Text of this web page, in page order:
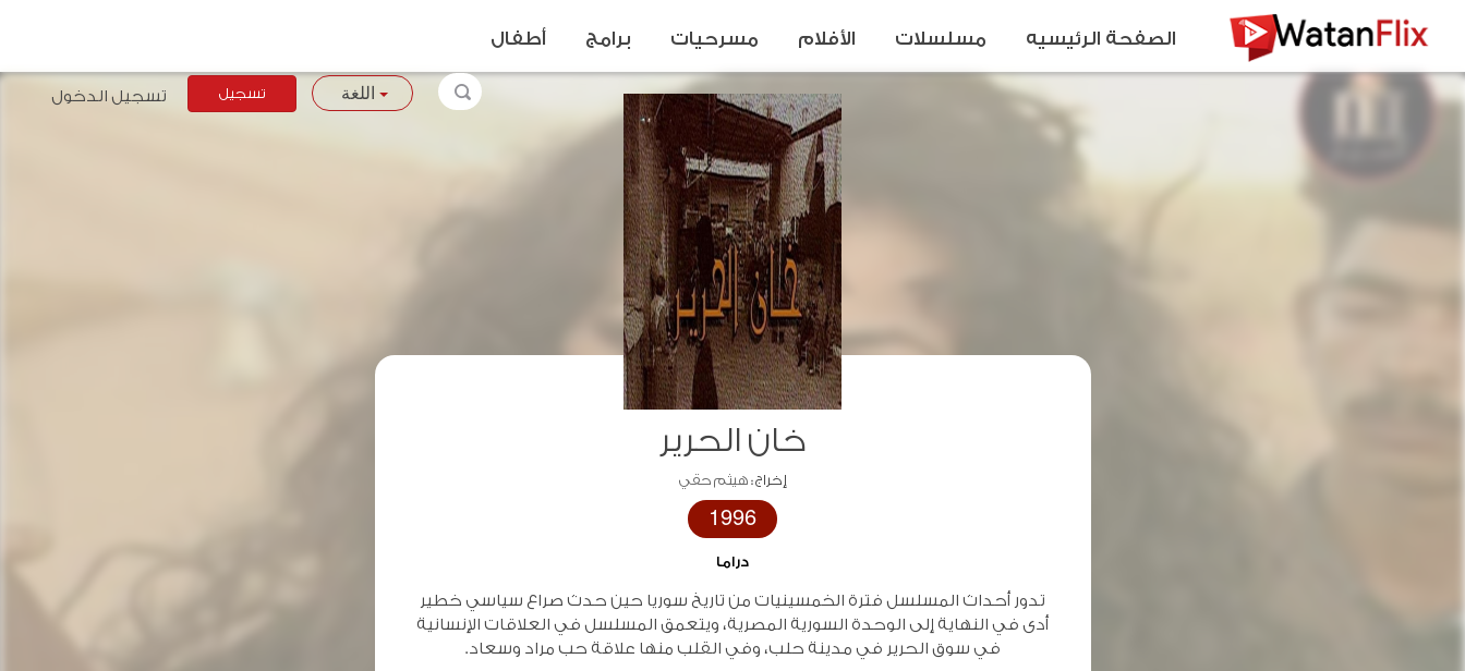
خان الحرير
إخراج :هيثم حقي
1996
دراما
تدور أحداث المسلسل فترة الخمسينيات من تاريخ سوريا حين حدث صراع سياسي خطير
أدى في النهاية إلى الوحدة السورية المصرية، ويتعمق المسلسل في العلاقات اﻹنسانية
في سوق الحرير في مدينة حلب، وفي القلب منها علاقة حب مراد وسعاد.
الصفحة الرئيسيه مسلسلات الأفلام مسرحيات برامج أطفال
اللغة تسجيل تسجيل الدخول